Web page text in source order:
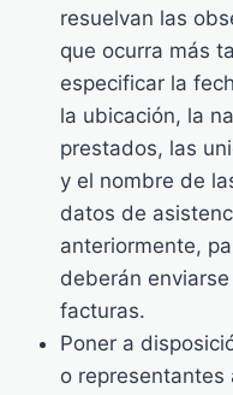
resuelvan las
que ocurra más
especificar la
la ubicación, la
prestados, las
y el nombre de
datos de
anteriormente,
deberán
facturas.
Poner a
o representantes